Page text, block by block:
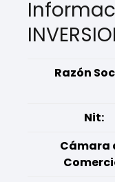
Razón
Nit:
Cámara